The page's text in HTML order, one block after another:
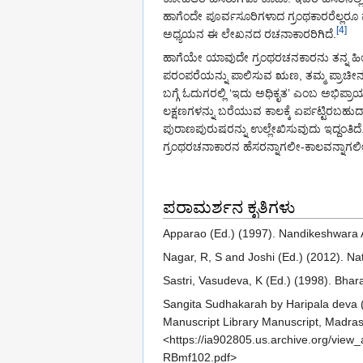
ಹಾಗೆಂದೇ ಪೂರ್ವಸೂರಿಗಳಾದ
ಅಧ್ಯಯನ ಈ ಲೇಖನದ ರಚನಾಕಾರರಿಗಿದೆ.[4]
ಹಾಗೆಯೇ ಯಾವುದೇ ಗ್ರಂಥರಚನಕಾರನು ತನ್ನ
ಪರಂಪರೆಯನ್ನು ಪಾಲಿಸುವ ಋಣ, ತಮ್ಮ
ಬಗ್ಗೆ ಓದುಗರಲ್ಲಿ ‘ಇದು ಅಧಿಕೃತ’ ಎಂಬ
ಲಕ್ಷಣಗಳನ್ನು ಬರೆಯುವ ಕಾಲಕ್ಕೆ
ಪುರಾಣಪುರುಷರನ್ನು ಉಲ್ಲೇಖಿಸುವುದು
ಗ್ರಂಥರಚನಾಕಾರನ ಹೆಸರನ್ನಾಗಲೀ-
ಪರಾಮರ್ಶನ ಕೃತಿಗಳು
Apparao (Ed.) (1997).
Nagar, R, S and Joshi (Ed.) (2012).
Sastri, Vasudeva, K (Ed.) (1998).
Sangita Sudhakarah by Haripala
Manuscript Library Manuscript,
<https://ia902805.us.archive.org/
RBmf102.pdf>